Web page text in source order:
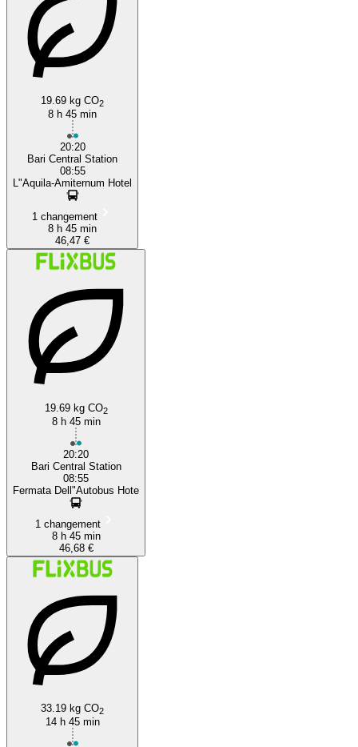
19.69 kg CO2
8 h 45 min
20:20
Bari Central Station
08:55
L"Aquila-Amiternum Hotel
1 changement
8 h 45 min
46,47 €
19.69 kg CO2
8 h 45 min
20:20
Bari Central Station
08:55
Fermata Dell"Autobus Hote
1 changement
8 h 45 min
46,68 €
33.19 kg CO2
14 h 45 min